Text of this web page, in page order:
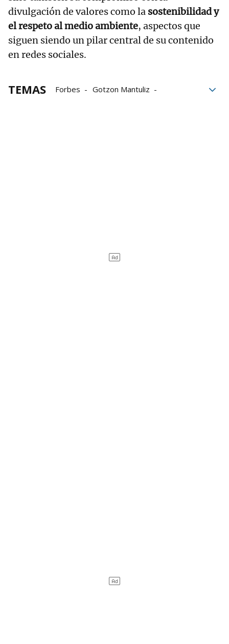
divulgación de valores como la sostenibilidad y
el respeto al medio ambiente, aspectos que
siguen siendo un pilar central de su contenido
en redes sociales.
TEMAS Forbes
Gotzon Mantuliz